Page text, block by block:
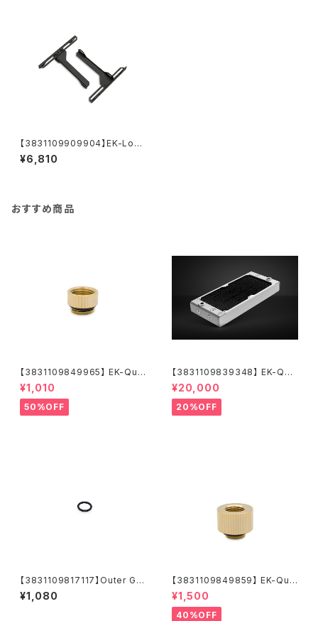
【3831109909904】EK-Loo
p Angled Bracket - 140/12
0mm
¥6,810
おすすめ商品
【3831109849965】 EK-Qua
ntum Torque Micro Extend
er Static MF 7 - Gold
¥1,010
50%OFF
【3831109839348】 EK-Qua
ntum Surface P280M X-Flo
w - White
¥20,000
20%OFF
【3831109817117】Outer G1/
4 Fitting O-Ring (6pcs)
¥1,080
【3831109849859】 EK-Qua
ntum Torque Extender Stat
ic MF 14 - Gold
¥1,500
40%OFF